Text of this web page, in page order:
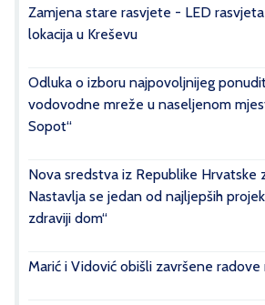
Zamjena stare rasvjete - LED
lokacija u Kreševu
Odluka o izboru najpovoljnijeg
vodovodne mreže u naseljenom
Sopot“
Nova sredstva iz Republike Hrvatske
Nastavlja se jedan od najljepših
zdraviji dom“
Marić i Vidović obišli završene radove